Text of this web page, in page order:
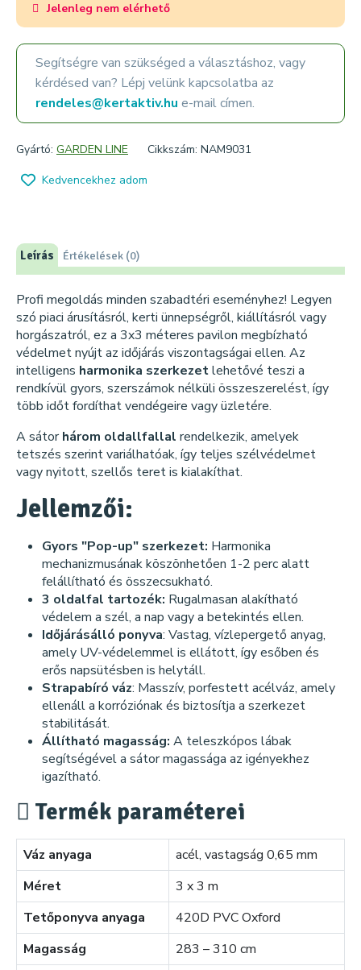
Jelenleg nem elérhető
Segítségre van szükséged a választáshoz, vagy
kérdésed van? Lépj velünk kapcsolatba az
rendeles@kertaktiv.hu e-mail címen.
Gyártó: GARDEN LINE
Cikkszám: NAM9031
Kedvencekhez adom
Leírás Értékelések (0)
Profi megoldás minden szabadtéri eseményhez! Legyen
szó piaci árusításról, kerti ünnepségről, kiállításról vagy
horgászatról, ez a 3x3 méteres pavilon megbízható
védelmet nyújt az időjárás viszontagságai ellen. Az
intelligens harmonika szerkezetlehetővé teszi a
rendkívül gyors, szerszámok nélküli összeszerelést, így
több időt fordíthat vendégeire vagy üzletére.
A sátorhárom oldallfallal rendelkezik, amelyek
tetszés szerint variálhatóak, így teljes szélvédelmet
vagy nyitott, szellős teret is kialakíthat.
Jellemzői:
Gyors "Pop-up" szerkezet: Harmonika
mechanizmusának köszönhetően 1-2 perc alatt
felállítható és összecsukható.
3 oldalfal tartozék: Rugalmasan alakítható
védelem a szél, a nap vagy a betekintés ellen.
Időjárásálló ponyva: Vastag, vízlepergető anyag,
amely UV-védelemmel is ellátott, így esőben és
erős napsütésben is helytáll.
Strapabíró váz: Masszív, porfestett acélváz, amely
ellenáll a korróziónak és biztosítja a szerkezet
stabilitását.
Állítható magasság: A teleszkópos lábak
segítségével a sátor magassága az igényekhez
igazítható.
Termék paraméterei
Váz anyaga
acél, vastagság 0,65 mm
Méret
3 x 3 m
Tetőponyva anyaga
420D PVC Oxford
Magasság
283 – 310 cm